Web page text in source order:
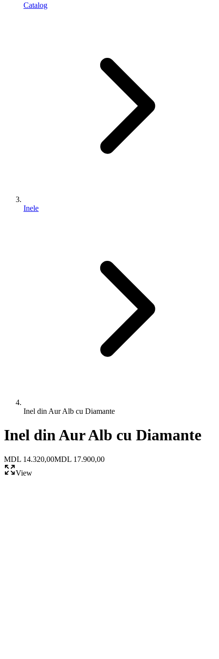
Catalog
Inele
Inel din Aur Alb cu Diamante
Inel din Aur Alb cu Diamante
MDL 14.320,00MDL 17.900,00
View